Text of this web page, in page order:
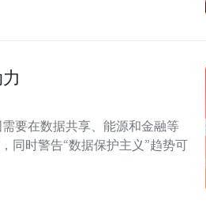
要在数据共享、能源和金融等
同时警告“数据保护主义”趋势可